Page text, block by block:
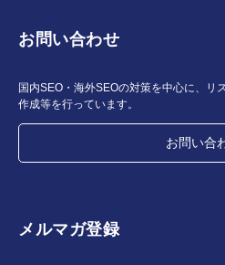
お問い合わせ
国内SEO・海外SEOの対策を中心に、リ
作成等を行っています。
お問い合
メルマガ登録